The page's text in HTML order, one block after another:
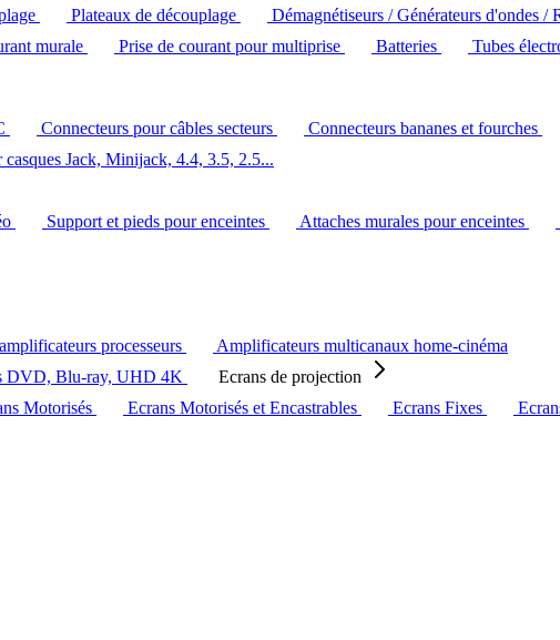
Plateaux de découplage Démagnétiseurs / Générateurs d'ondes /
murale Prise de courant pour multiprise Batteries Tubes
Connecteurs pour câbles secteurs Connecteurs bananes et fourches
casques Jack, Minijack, 4.4, 3.5, 2.5...
Support et pieds pour enceintes Attaches murales pour enceintes
processeurs
Amplificateurs multicanaux home-cinéma
DVD, Blu-ray, UHD 4K
Ecrans de projection
Motorisés Ecrans Motorisés et Encastrables Ecrans Fixes